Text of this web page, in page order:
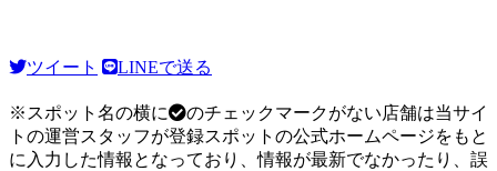
ツイート LINEで送る
※スポット名の横に
のチェックマークがない店舗は当サイ
トの運営スタッフが登録スポットの公式ホームページをもと
に入力した情報となっており、情報が最新でなかったり、誤